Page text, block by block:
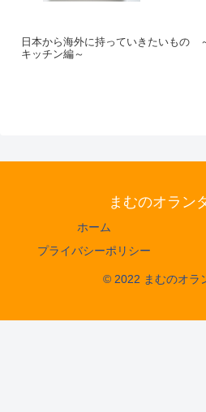
日本から海外に持っていきたいもの
キッチン編～
まむのオラン
ホーム
プライバシーポリシー
© 2022 まむのオラ